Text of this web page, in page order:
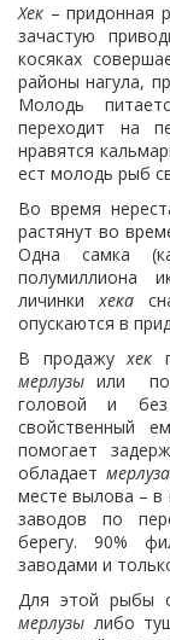
Хек – придонная
зачастую
косяках
районы нагула,
Молодь
переходит на
нравятся
ест молодь рыб
Во время
растянут во
Одна самка
полумиллиона
личинкихека
опускаются в
В продажухек
мерлузы или
головой и
свойственный
помогает
обладаетмерлуза
месте вылова – в
заводов по
берегу. 90%
заводами и
Для этой рыбы
мерлузы либо